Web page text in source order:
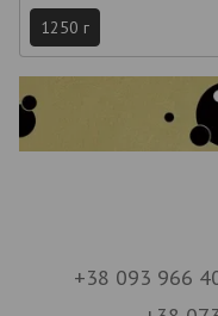
1250 г
+38 093 966